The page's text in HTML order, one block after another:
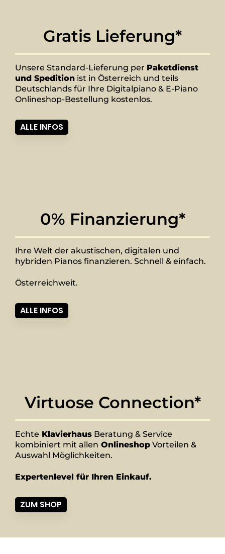
Gratis Lieferung*
Unsere Standard-Lieferung per Paketdienst
und Spedition ist in Österreich und teils
Deutschlands für Ihre Digitalpiano & E-Piano
Onlineshop-Bestellung kostenlos.
ALLE INFOS
0% Finanzierung*
Ihre Welt der akustischen, digitalen und
hybriden Pianos finanzieren. Schnell & einfach.
Österreichweit.
ALLE INFOS
Virtuose Connection*
Echte Klavierhaus Beratung & Service
kombiniert mit allen Onlineshop Vorteilen &
Auswahl Möglichkeiten.
Expertenlevel für Ihren Einkauf.
ZUM SHOP